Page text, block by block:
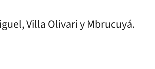
Villa Olivari y Mbrucuyá.